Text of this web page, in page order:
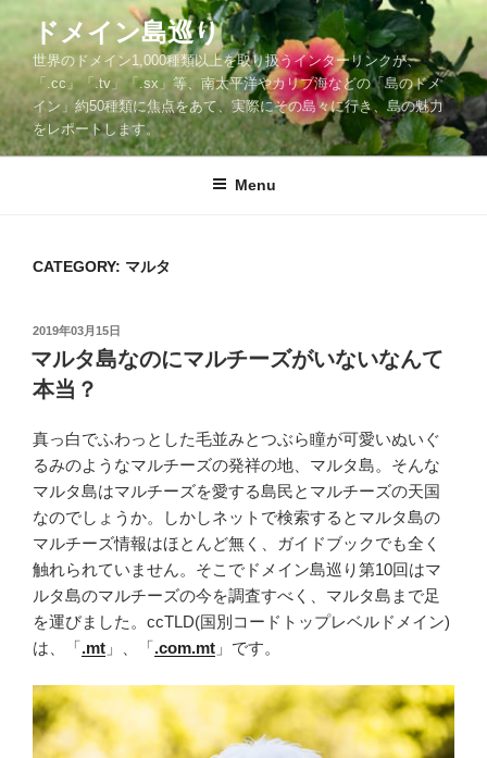
content
ドメイン島巡り
世界のドメイン1,000種類以上を取り扱うインターリンクが、
「.cc」「.tv」「.sx」等、南太平洋やカリブ海などの「島のドメ
イン」約50種類に焦点をあて、実際にその島々に行き、島の魅力
をレポートします。
Menu
CATEGORY: マルタ
POSTED
ON
2019年03月15日
マルタ島なのにマルチーズがいないなんて
本当？
真っ白でふわっとした毛並みとつぶら瞳が可愛いぬいぐ
るみのようなマルチーズの発祥の地、マルタ島。そんな
マルタ島はマルチーズを愛する島民とマルチーズの天国
なのでしょうか。しかしネットで検索するとマルタ島の
マルチーズ情報はほとんど無く、ガイドブックでも全く
触れられていません。そこでドメイン島巡り第10回はマ
ルタ島のマルチーズの今を調査すべく、マルタ島まで足
を運びました。ccTLD(国別コードトップレベルドメイン)
は、「.mt 」、「.com.mt 」です。